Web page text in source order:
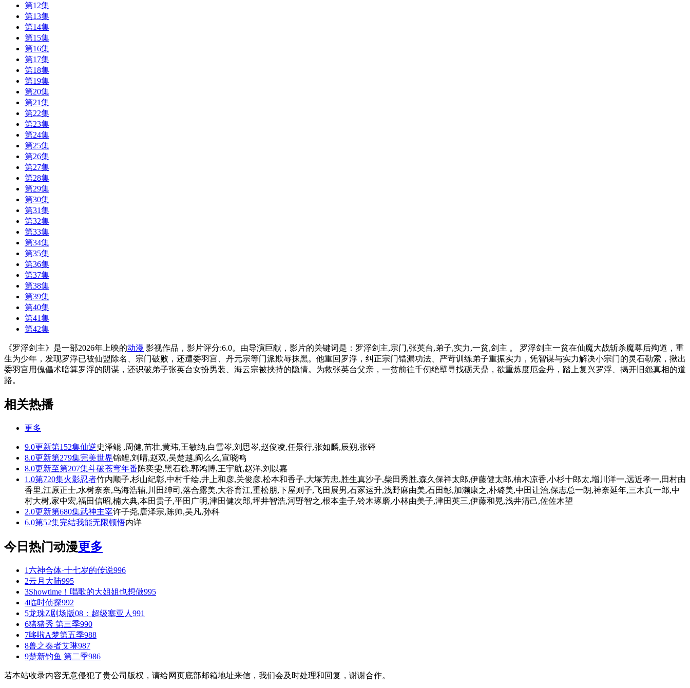
第12集
第13集
第14集
第15集
第16集
第17集
第18集
第19集
第20集
第21集
第22集
第23集
第24集
第25集
第26集
第27集
第28集
第29集
第30集
第31集
第32集
第33集
第34集
第35集
第36集
第37集
第38集
第39集
第40集
第41集
第42集
《罗浮剑主》是一部2026年上映的动漫 影视作品，影片评分:6.0。由导演巨献，影片的关键词是：罗浮剑主,宗门,张英台,弟子,实力,一贫,剑主 。 罗浮剑主一贫在仙魔大战斩杀魔尊后殉道，重
生为少年，发现罗浮已被仙盟除名、宗门破败，还遭委羽宫、丹元宗等门派欺辱抹黑。他重回罗浮，纠正宗门错漏功法、严苛训练弟子重振实力，凭智谋与实力解决小宗门的灵石勒索，揪出
委羽宫用傀儡术暗算罗浮的阴谋，还识破弟子张英台女扮男装、海云宗被挟持的隐情。为救张英台父亲，一贫前往千仞绝壁寻找砺天鼎，欲重炼度厄金丹，踏上复兴罗浮、揭开旧怨真相的道
路。
相关热播
更多
9.0更新第152集仙逆史泽鲲 ,周健,苗壮,黄玮,王敏纳,白雪岑,刘思岑,赵俊凌,任景行,张如麟,辰朔,张铎
8.0更新第279集完美世界锦鲤,刘晴,赵双,吴楚越,阎么么,宣晓鸣
8.0更新至第207集斗破苍穹年番陈奕雯,黑石稔,郭鸿博,王宇航,赵洋,刘以嘉
1.0第720集火影忍者竹内顺子,杉山纪彰,中村千绘,井上和彦,关俊彦,松本和香子,大塚芳忠,胜生真沙子,柴田秀胜,森久保祥太郎,伊藤健太郎,柚木凉香,小杉十郎太,增川洋一,远近孝一,田村由
香里,江原正士,水树奈奈,鸟海浩辅,川田绅司,落合露美,大谷育江,重松朋,下屋则子,飞田展男,石冢运升,浅野麻由美,石田彰,加濑康之,朴璐美,中田让治,保志总一朗,神奈延年,三木真一郎,中
村大树,家中宏,福田信昭,楠大典,本田贵子,平田广明,津田健次郎,坪井智浩,河野智之,根本圭子,铃木琢磨,小林由美子,津田英三,伊藤和晃,浅井清己,佐佐木望
2.0更新第680集武神主宰许子尧,唐泽宗,陈帅,吴凡,孙科
6.0第52集完结我能无限顿悟内详
今日热门动漫更多
1 六神合体·十七岁的传说996
2云月大陆995
3Showtime！唱歌的大姐姐也想做995
4临时侦探992
5龙珠Z剧场版08：超级塞亚人 991
6猪猪秀 第三季990
7哆啦A梦第五季988
8兽之奏者艾琳987
9楚新钓鱼 第二季986
若本站收录内容无意侵犯了贵公司版权，请给网页底部邮箱地址来信，我们会及时处理和回复，谢谢合作。